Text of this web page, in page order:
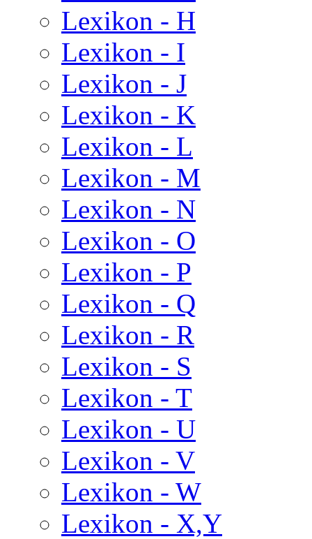
Lexikon - H
Lexikon - I
Lexikon - J
Lexikon - K
Lexikon - L
Lexikon - M
Lexikon - N
Lexikon - O
Lexikon - P
Lexikon - Q
Lexikon - R
Lexikon - S
Lexikon - T
Lexikon - U
Lexikon - V
Lexikon - W
Lexikon - X,Y